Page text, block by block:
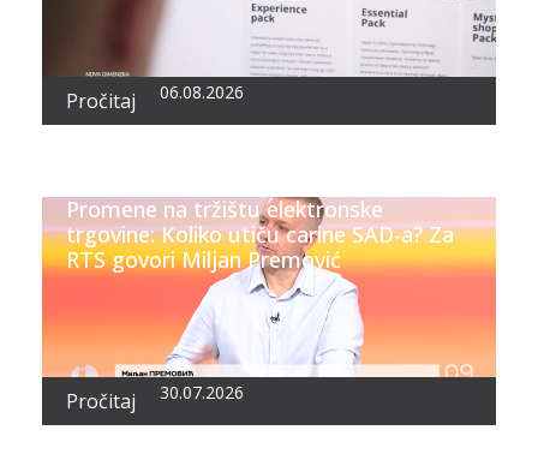
Pročitaj 06.08.2026
Promene na tržištu elektronske
trgovine: Koliko utiču carine SAD-a? Za
RTS govori Miljan Premović
Pročitaj 30.07.2026